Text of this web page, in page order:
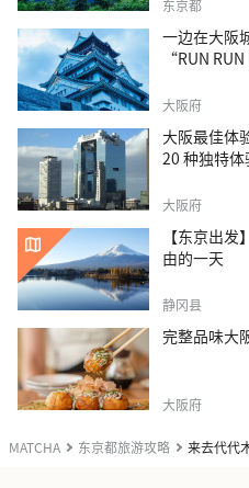
MATCHA 东京都旅游攻略 来去代代
东京都
一边在大阪
“RUN
大阪府
大阪最佳体
20 种独特体
大阪府
【东京出
由的一天
静冈县
完整品味大
大阪府